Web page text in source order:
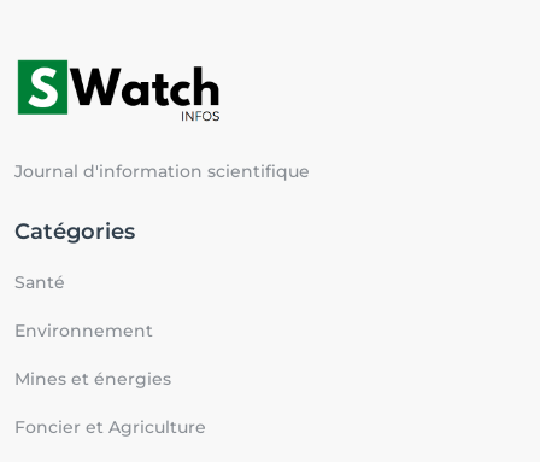
Journal d'information scientifique
Catégories
Santé
Environnement
Mines et énergies
Foncier et Agriculture